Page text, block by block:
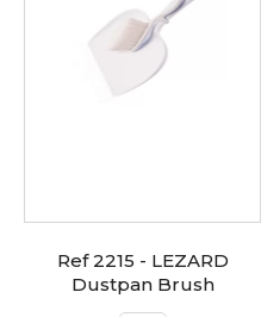
Ref 2215 - LEZARD
Dustpan Brush